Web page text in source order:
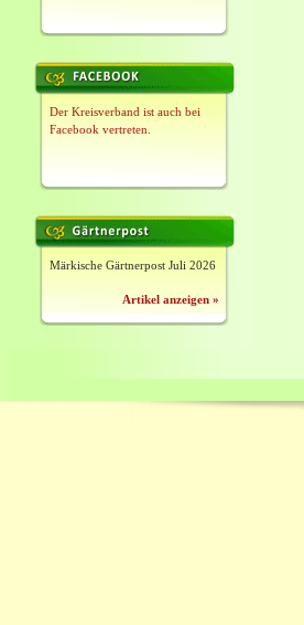
Der Kreisverband ist auch bei
Facebook vertreten.
Märkische Gärtnerpost Juli 2026
Artikel anzeigen »